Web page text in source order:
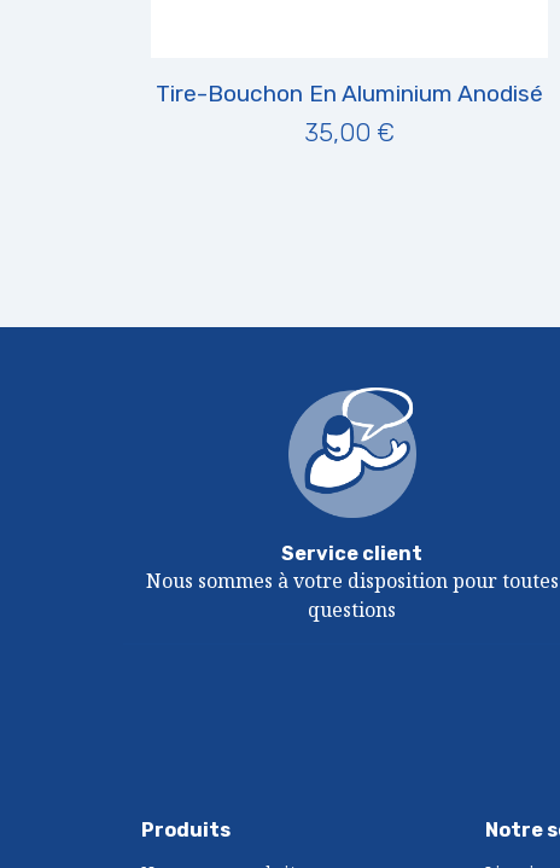
Tire-Bouchon En Aluminium Anodisé
35,00 €
Service client
Nous sommes à votre disposition pour toutes
questions
Produits
Notre